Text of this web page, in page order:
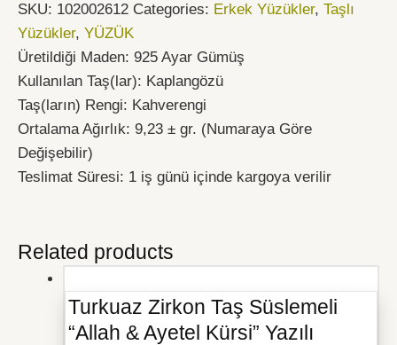
SKU: 102002612 Categories: Erkek Yüzükler, Taşlı
Yüzükler, YÜZÜK
Üretildiği Maden: 925 Ayar Gümüş
Kullanılan Taş(lar): Kaplangözü
Taş(ların) Rengi: Kahverengi
Ortalama Ağırlık: 9,23 ± gr. (Numaraya Göre
Değişebilir)
Teslimat Süresi: 1 iş günü içinde kargoya verilir
Related products
Turkuaz Zirkon Taş Süslemeli
“Allah & Ayetel Kürsi” Yazılı